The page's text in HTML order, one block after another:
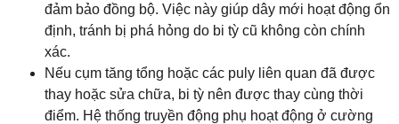
đảm bảo đồng bộ. Việc này giúp dây mới hoạt động ổn
định, tránh bị phá hỏng do bi tỳ cũ không còn chính
xác.
Nếu cụm tăng tổng hoặc các puly liên quan đã được
thay hoặc sửa chữa, bi tỳ nên được thay cùng thời
điểm. Hệ thống truyền động phụ hoạt động ở cường